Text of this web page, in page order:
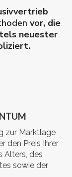
vor, die
neuester
zur Marktlage
den Preis Ihrer
Alters, des
sowie der